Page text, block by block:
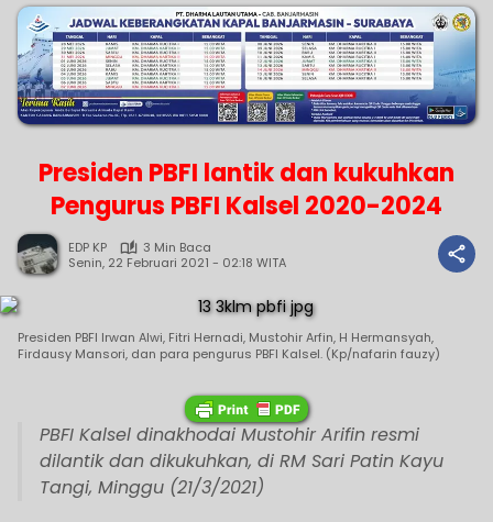
Presiden PBFI lantik dan kukuhkan
Pengurus PBFI Kalsel 2020-2024
EDP KP
3 Min Baca
Senin, 22 Februari 2021 - 02:18 WITA
Presiden PBFI Irwan Alwi, Fitri Hernadi, Mustohir Arfin, H Hermansyah,
Firdausy Mansori, dan para pengurus PBFI Kalsel. (Kp/nafarin fauzy)
PBFI Kalsel dinakhodai Mustohir Arifin resmi
dilantik dan dikukuhkan, di RM Sari Patin Kayu
Tangi, Minggu (21/3/2021)